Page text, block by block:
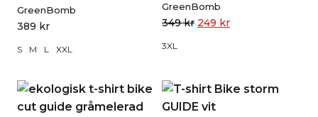
GreenBomb
389 kr
S M L XXL
GreenBomb
349kr 249 kr
3XL